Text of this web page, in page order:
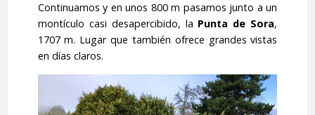
Continuamos y en unos 800 m pasamos junto a un
montículo casi desapercibido, la Punta de Sora,
1707 m. Lugar que también ofrece grandes vistas
en días claros.